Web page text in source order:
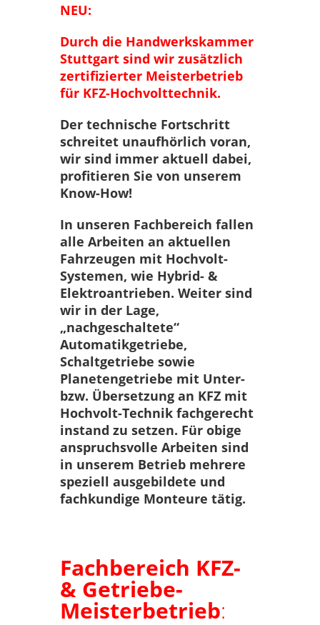
NEU:
Durch die Handwerkskammer
Stuttgart sind wir zusätzlich
zertifizierter Meisterbetrieb
für KFZ-Hochvolttechnik.
Der technische Fortschritt
schreitet unaufhörlich voran,
wir sind immer aktuell dabei,
profitieren Sie von unserem
Know-How!
In unseren Fachbereich fallen
alle Arbeiten an aktuellen
Fahrzeugen mit Hochvolt-
Systemen, wie Hybrid- &
Elektroantrieben. Weiter sind
wir in der Lage,
„nachgeschaltete“
Automatikgetriebe,
Schaltgetriebe sowie
Planetengetriebe mit Unter-
bzw. Übersetzung an KFZ mit
Hochvolt-Technik fachgerecht
instand zu setzen. Für obige
anspruchsvolle Arbeiten sind
in unserem Betrieb mehrere
speziell ausgebildete und
fachkundige Monteure tätig.
Fachbereich KFZ-
& Getriebe-
Meisterbetrieb: